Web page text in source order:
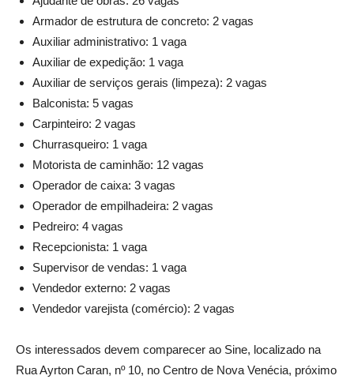
Armador de estrutura de concreto: 2 vagas
Auxiliar administrativo: 1 vaga
Auxiliar de expedição: 1 vaga
Auxiliar de serviços gerais (limpeza): 2 vagas
Balconista: 5 vagas
Carpinteiro: 2 vagas
Churrasqueiro: 1 vaga
Motorista de caminhão: 12 vagas
Operador de caixa: 3 vagas
Operador de empilhadeira: 2 vagas
Pedreiro: 4 vagas
Recepcionista: 1 vaga
Supervisor de vendas: 1 vaga
Vendedor externo: 2 vagas
Vendedor varejista (comércio): 2 vagas
Os interessados devem comparecer ao Sine, localizado na
Rua Ayrton Caran, nº 10, no Centro de Nova Venécia, próximo